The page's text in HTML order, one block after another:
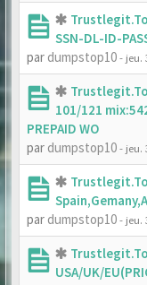
SSN-DL-ID-
par dumpstop10- jeu.
101/121
PREPAID WO
par dumpstop10- jeu.
par dumpstop10- jeu.
USA/UK/